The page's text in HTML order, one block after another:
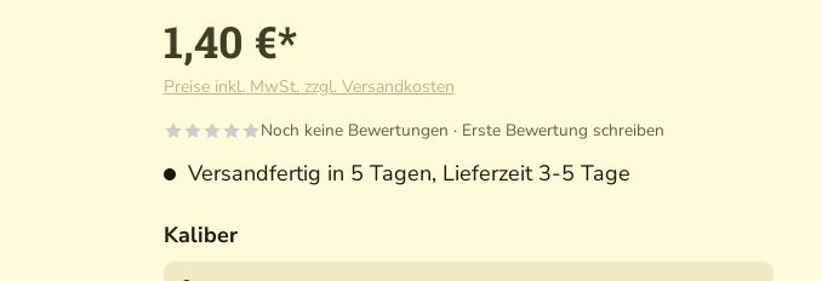
1,40 €*
Preise inkl. MwSt. zzgl. Versandkosten
Noch keine Bewertungen · Erste Bewertung schreiben
Versandfertig in 5 Tagen, Lieferzeit 3-5 Tage
Kaliber